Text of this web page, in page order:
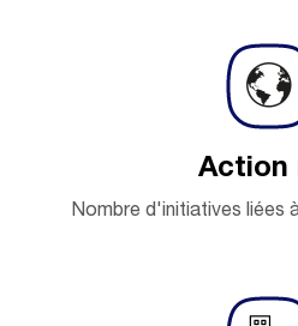
Action
Nombre d'initiatives liées